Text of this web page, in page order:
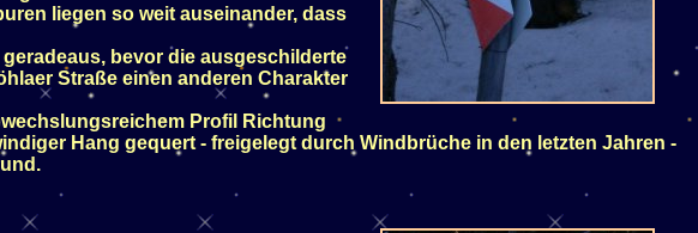
liegen so weit auseinander, dass
bevor die ausgeschilderte
Straße einen anderen Charakter
Profil Richtung
Hang gequert - freigelegt durch Windbrüche in den letzten Jahren -